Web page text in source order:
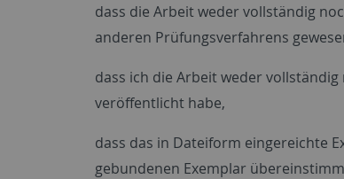
dass die Arbeit weder vollständig
anderen Prüfungsverfahrens
dass ich die Arbeit weder
veröffentlicht habe,
dass das in Dateiform eingereichte
gebundenen Exemplar